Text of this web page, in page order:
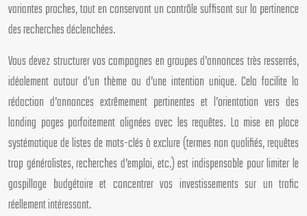
variantes proches, tout en conservant un contrôle suffisant sur la pertinence
des recherches déclenchées.
Vous devez structurer vos campagnes en groupes d’annonces très resserrés,
idéalement autour d’un thème ou d’une intention unique. Cela facilite la
rédaction d’annonces extrêmement pertinentes et l’orientation vers des
landing pages parfaitement alignées avec les requêtes. La mise en place
systématique de listes de mots-clés à exclure (termes non qualifiés, requêtes
trop généralistes, recherches d’emploi, etc.) est indispensable pour limiter le
gaspillage budgétaire et concentrer vos investissements sur un trafic
réellement intéressant.